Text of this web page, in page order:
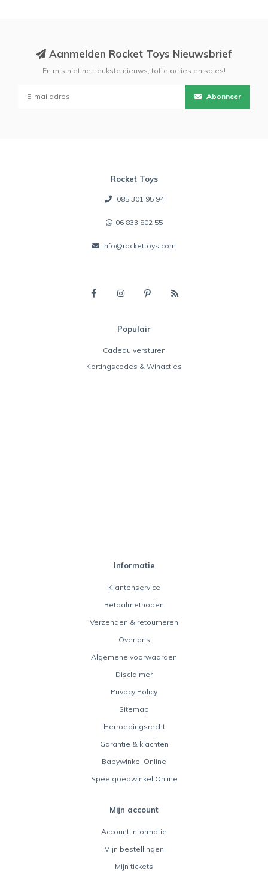
Aanmelden Rocket Toys Nieuwsbrief
En mis niet het leukste nieuws, toffe acties en sales!
Abonneer
Rocket Toys
085 301 95 94
06 833 802 55
info@rockettoys.com
Populair
Cadeau versturen
Kortingscodes & Winacties
Informatie
Klantenservice
Betaalmethoden
Verzenden & retourneren
Over ons
Algemene voorwaarden
Disclaimer
Privacy Policy
Sitemap
Herroepingsrecht
Garantie & klachten
Babywinkel Online
Speelgoedwinkel Online
Mijn account
Account informatie
Mijn bestellingen
Mijn tickets